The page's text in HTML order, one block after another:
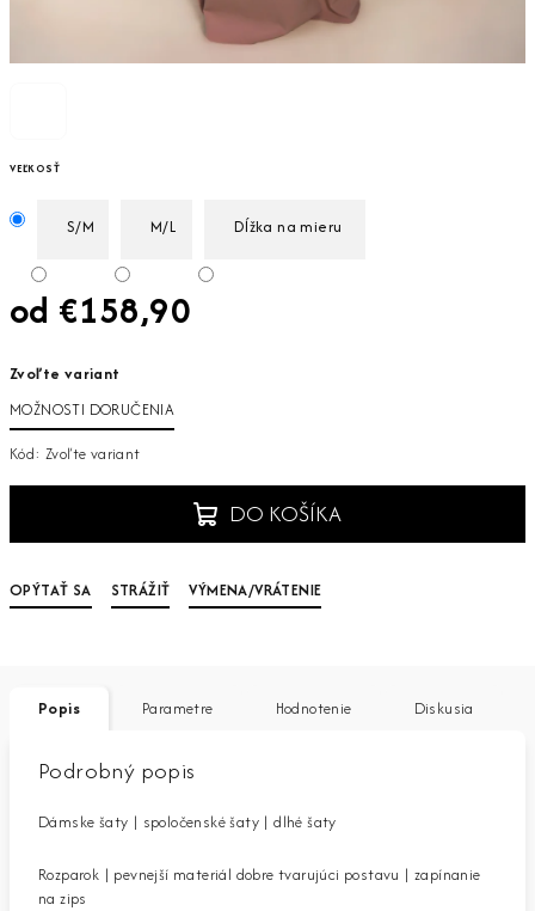
VEĽKOSŤ
S/M M/L Dĺžka na mieru
od €158,90
cena:
Zvoľte variant
MOŽNOSTI DORUČENIA
Kód: Zvoľte variant
DO KOŠÍKA
OPÝTAŤ SA STRÁŽIŤ VÝMENA/VRÁTENIE
Popis Parametre Hodnotenie Diskusia
Podrobný popis
Dámske šaty | spoločenské šaty | dlhé šaty
Rozparok | pevnejší materiál dobre tvarujúci postavu | zapínanie
na zips